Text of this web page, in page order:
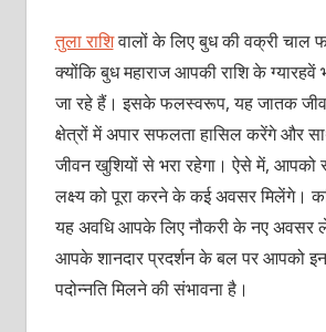
तुला राशिवालों के लिए बुध की वक्री चाल
क्योंकि बुध महाराज आपकी राशि के ग्यारहवें
जा रहे हैं। इसके फलस्वरूप, यह जातक
क्षेत्रों में अपार सफलता हासिल करेंगे और
जीवन खुशियों से भरा रहेगा। ऐसे में, आपको स्वयं
लक्ष्य को पूरा करने के कई अवसर मिलेंगे।
यह अवधि आपके लिए नौकरी के नए अवसर
आपके शानदार प्रदर्शन के बल पर आपको
पदोन्नति मिलने की संभावना है।